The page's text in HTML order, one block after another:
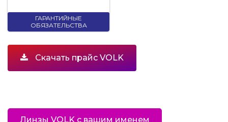
ГАРАНТИЙНЫЕ
ОБЯЗАТЕЛЬСТВА
Скачать прайс VOLK
Линзы VOLK с вашим именем